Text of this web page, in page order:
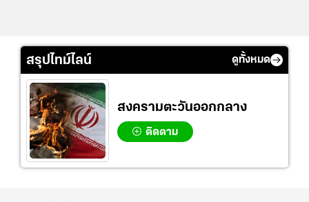
สรุปไทม์ไลน์ ดูทั้งหมด
สงครามตะวันออกกลาง
ติดตาม